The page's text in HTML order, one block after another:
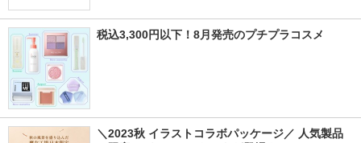
税込3,300円以下！8月発売のプチプラコスメ
＼2023秋 イラストコラボパッケージ／ 人気製品